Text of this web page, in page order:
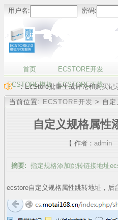
用户名: 密码:
首页 ECSTORE开发
ECSTORE模板 ECSTORE下载
：EcStore批量生成评论和购买记
当前位置: ECSTORE开发 > 自定
自定义规格属性
【 作者： admin
摘要: 指定规格添加跳转链接地址
ecstore自定义规格属性跳转地址，